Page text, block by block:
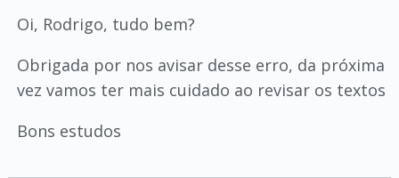
Oi, Rodrigo, tudo bem?
Obrigada por nos avisar desse erro, da próxima
vez vamos ter mais cuidado ao revisar os textos
Bons estudos